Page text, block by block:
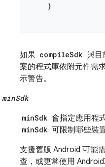
}
如果 compileSdk 與目
案的程式庫依附元件需
示警告。
minSdk
minSdk 會指定應用程
minSdk 可限制哪些裝
支援舊版 Android 可能
查，或更常使用